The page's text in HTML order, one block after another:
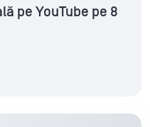
pe YouTube pe 8